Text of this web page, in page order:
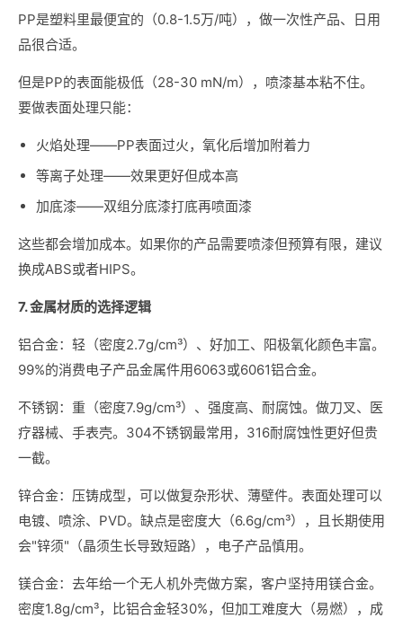
PP是塑料里最便宜的（0.8-1.5万/吨），做一次性产品、日用
品很合适。
但是PP的表面能极低（28-30 mN/m），喷漆基本粘不住。
要做表面处理只能：
火焰处理——PP表面过火，氧化后增加附着力
等离子处理——效果更好但成本高
加底漆——双组分底漆打底再喷面漆
这些都会增加成本。如果你的产品需要喷漆但预算有限，建议
换成ABS或者HIPS。
7. 金属材质的选择逻辑
铝合金：轻（密度2.7g/cm³）、好加工、阳极氧化颜色丰富。
99%的消费电子产品金属件用6063或6061铝合金。
不锈钢：重（密度7.9g/cm³）、强度高、耐腐蚀。做刀叉、医
疗器械、手表壳。304不锈钢最常用，316耐腐蚀性更好但贵
一截。
锌合金：压铸成型，可以做复杂形状、薄壁件。表面处理可以
电镀、喷涂、PVD。缺点是密度大（6.6g/cm³），且长期使用
会"锌须"（晶须生长导致短路），电子产品慎用。
镁合金：去年给一个无人机外壳做方案，客户坚持用镁合金。
密度1.8g/cm³，比铝合金轻30%，但加工难度大（易燃），成